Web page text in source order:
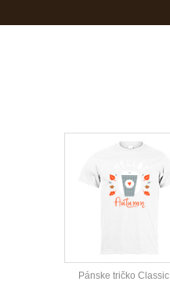
Pánske tričko Classic